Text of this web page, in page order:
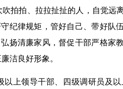
拍拍、拉拉扯扯的人，自觉远
纪律规矩，管好自己、带好队
扬清廉家风，督促干部严格家
洁良好形象。
上领导干部、四级调研员及以